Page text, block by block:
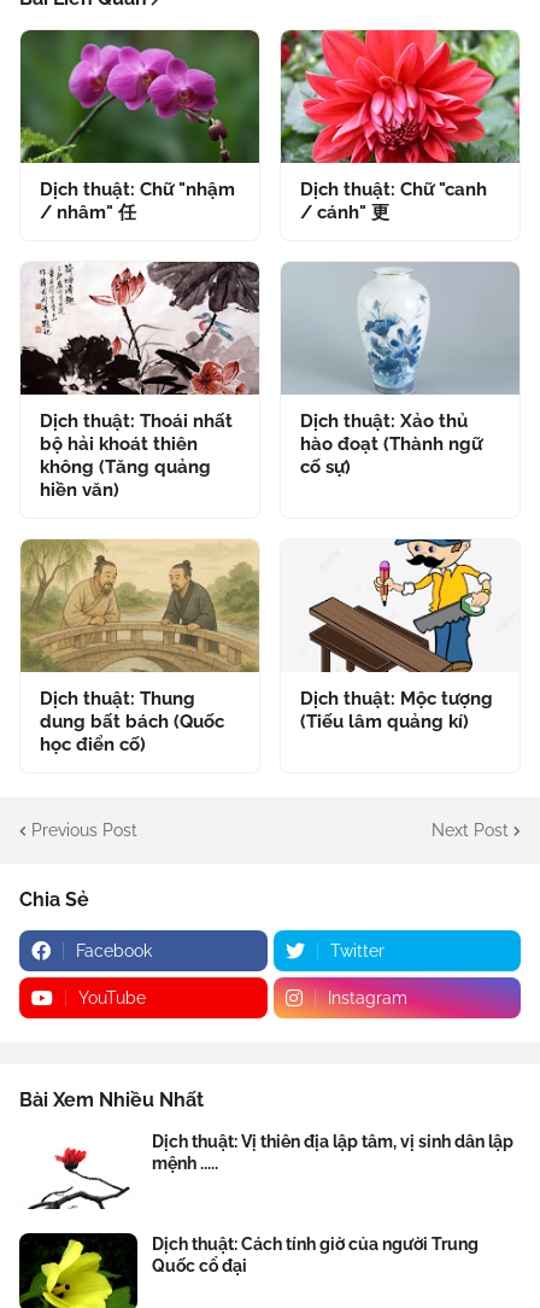
Dịch thuật: Chữ "nhậm
/ nhâm" 任
Dịch thuật: Chữ "canh
/ cánh" 更
Dịch thuật: Thoái nhất
bộ hải khoát thiên
không (Tăng quảng
hiền văn)
Dịch thuật: Xảo thủ
hào đoạt (Thành ngữ
cố sự)
Dịch thuật: Thung
dung bất bách (Quốc
học điển cố)
Dịch thuật: Mộc tượng
(Tiếu lâm quảng kí)
Previous Post Next Post
Chia Sẻ
Facebook Twitter
YouTube Instagram
Bài Xem Nhiều Nhất
Dịch thuật: Vị thiên địa lập tâm, vị sinh dân lập
mệnh .....
Dịch thuật: Cách tính giờ của người Trung
Quốc cổ đại